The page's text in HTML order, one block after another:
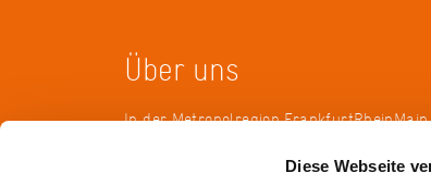
Diese Webseite
Über uns
In der Metropolregion
KulturRegion zusammen-geschlossen.